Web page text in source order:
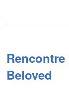
Beloved